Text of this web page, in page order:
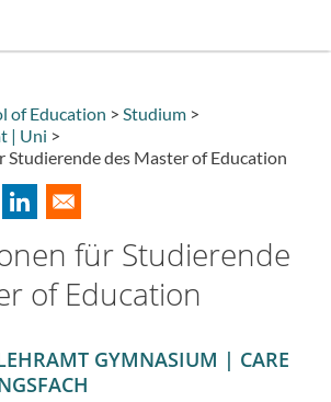
of Education
Studium
| Uni
des Master of Education
für Studierende
of Education
GYMNASIUM | CARE